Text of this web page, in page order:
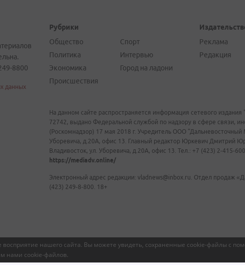
нашего сайта. Вы можете увидеть, сохраненные cookie-файлы с
нами cookie-файлов.
8800
данных
Рубрики
Общество
Политика
Экономика
Происшествия
Спорт
Интервью
Город на ладони
Реклама
Редакция
На данном сайте распространяется информация сетевого
72742, выдано Федеральной службой по надзору в сфере связи,
(Роскомнадзор) 17 мая 2018 г. Учредитель ООО
Уборевича, д.20А, офис 13. Главный редактор Юркевич Дмитрий
Владивосток, ул. Уборевича, д.20А, офис 13. Тел.: +7 (423) 2-415-600.
https://mediadv.online/
Электронный адрес редакции: vladnews@inbox.ru. Отдел продаж
(423) 249-8-800. 18+